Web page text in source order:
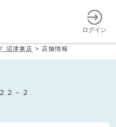
ログイン
沼津東店 > 店舗情報
２－２